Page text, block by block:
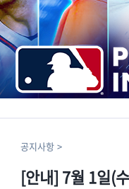
공지사항
[안내] 7월 1일(